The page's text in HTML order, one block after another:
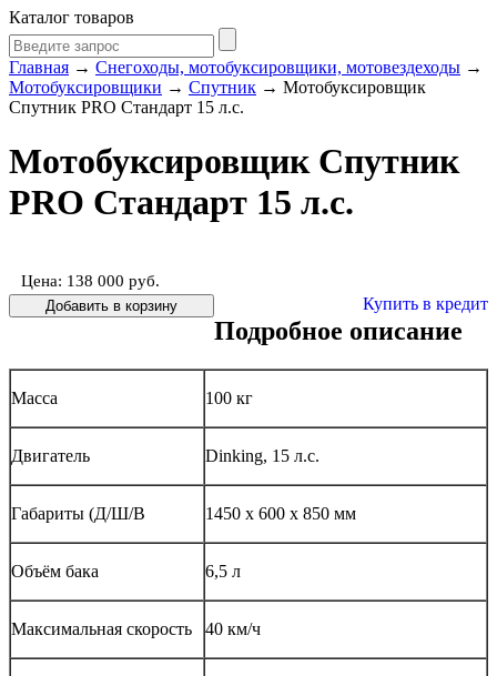
Каталог товаров
Главная → Снегоходы, мотобуксировщики, мотовездеходы →
Мотобуксировщики → Спутник → Мотобуксировщик
Спутник PRO Стандарт 15 л.с.
Мотобуксировщик Спутник
PRO Стандарт 15 л.с.
Цена: 138 000 руб.
Купить в кредит
Подробное описание
Масса 100 кг
Двигатель Dinking, 15 л.с.
Габариты (Д/Ш/В 1450 х 600 х 850 мм
Объём бака 6,5 л
Максимальная скорость 40 км/ч